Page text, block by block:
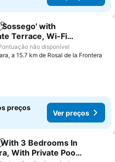
aos favoritos
with
Terrace, Wi-Fi
Conditioning
não disponível
a 15.7 km de Rosal de la Frontera
preços
Ver preços
aos favoritos
3 Bedrooms In
With Private Pool,